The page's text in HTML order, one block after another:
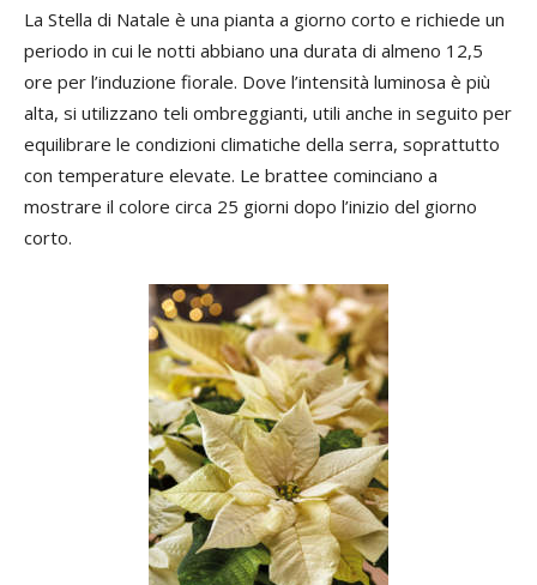
La Stella di Natale è una pianta a giorno corto e richiede un
periodo in cui le notti abbiano una durata di almeno 12,5
ore per l’induzione fiorale. Dove l’intensità luminosa è più
alta, si utilizzano teli ombreggianti, utili anche in seguito per
equilibrare le condizioni climatiche della serra, soprattutto
con temperature elevate. Le brattee cominciano a
mostrare il colore circa 25 giorni dopo l’inizio del giorno
corto.